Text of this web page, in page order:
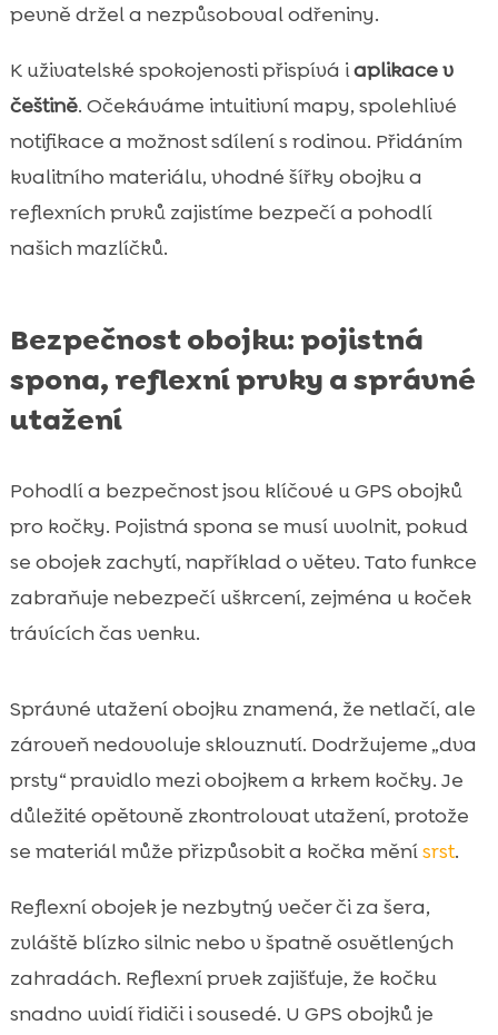
pevně držel a nezpůsoboval odřeniny.
K uživatelské spokojenosti přispívá iaplikace v
češtině. Očekáváme intuitivní mapy, spolehlivé
notifikace a možnost sdílení s rodinou. Přidáním
kvalitního materiálu, vhodné šířky obojku a
reflexních prvků zajistíme bezpečí a pohodlí
našich mazlíčků.
Bezpečnost obojku: pojistná
spona, reflexní prvky a správné
utažení
Pohodlí a bezpečnost jsou klíčové u GPS obojků
pro kočky. Pojistná spona se musí uvolnit, pokud
se obojek zachytí, například o větev. Tato funkce
zabraňuje nebezpečí uškrcení, zejména u koček
trávících čas venku.
Správné utažení obojku znamená, že netlačí, ale
zároveň nedovoluje sklouznutí. Dodržujeme „dva
prsty“ pravidlo mezi obojkem a krkem kočky. Je
důležité opětovně zkontrolovat utažení, protože
se materiál může přizpůsobit a kočka měnísrst.
Reflexní obojek je nezbytný večer či za šera,
zvláště blízko silnic nebo v špatně osvětlených
zahradách. Reflexní prvek zajišťuje, že kočku
snadno uvidí řidiči i sousedé. U GPS obojků je